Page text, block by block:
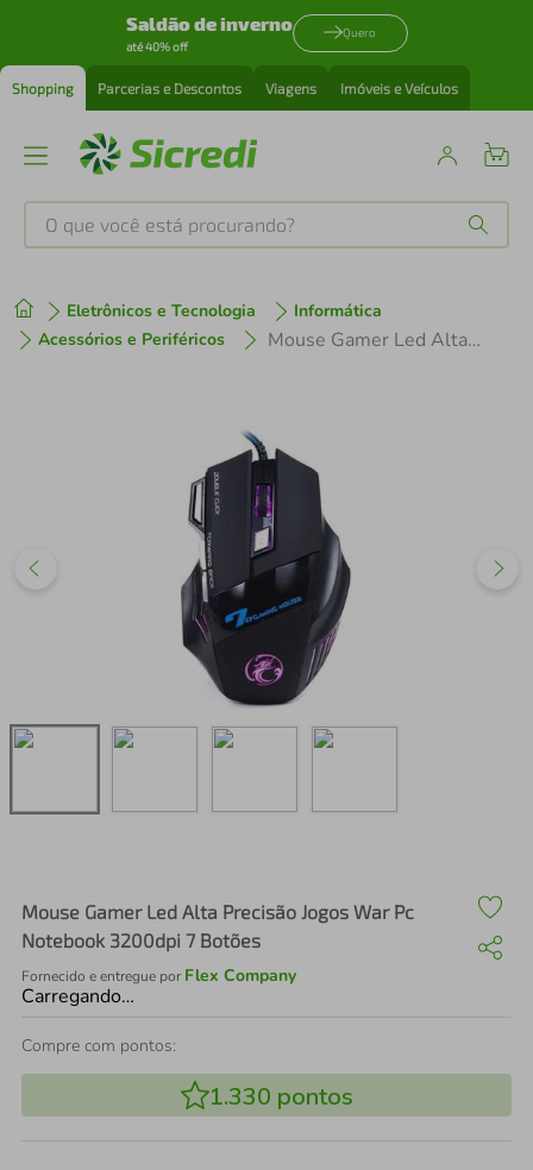
Saldão de inverno
até 40% off
Quero
Shopping Parcerias e Descontos Viagens Imóveis e Veículos
O que você está procurando?
Eletrônicos e Tecnologia
Informática
Acessórios e Periféricos
Mouse Gamer Led Alta Precisão Jogos War Pc Notebook 3200dpi 7 Botões
Mouse Gamer Led Alta Precisão Jogos War Pc
Notebook 3200dpi 7 Botões
Fornecido e entregue por Flex Company
Carregando…
Compre com pontos:
1.330 pontos
1º tenis